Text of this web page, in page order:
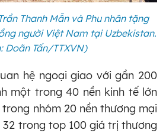
Thanh Mẫn và Phu nhân tặng
người Việt Nam tại Uzbekistan.
Doãn Tấn/TTXVN)
hệ ngoại giao với gần 200
một trong 40 nền kinh tế lớn
nhóm 20 nền thương mại
trong top 100 giá trị thương